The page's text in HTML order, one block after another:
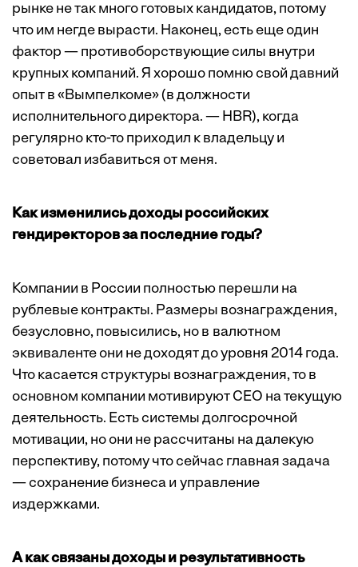
рынке не так много готовых кандидатов, потому
что им негде вырасти. Наконец, есть еще один
фактор — противоборствующие силы внутри
крупных компаний. Я хорошо помню свой давний
опыт в «Вымпелкоме» (в должности
исполнительного директора. — HBR), когда
регулярно кто-то приходил к владельцу и
советовал избавиться от меня.
Как изменились доходы российских
гендиректоров за последние годы?
Компании в России полностью перешли на
рублевые контракты. Размеры вознаграждения,
безусловно, повысились, но в валютном
эквиваленте они не доходят до уровня 2014 года.
Что касается структуры вознаграждения, то в
основном компании мотивируют CEO на текущую
деятельность. Есть системы долгосрочной
мотивации, но они не рассчитаны на далекую
перспективу, потому что сейчас главная задача
— сохранение бизнеса и управление
издержками.
А как связаны доходы и результативность